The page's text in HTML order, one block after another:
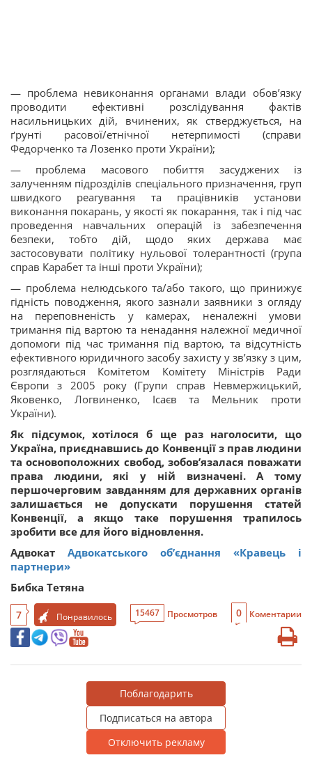
— проблема невиконання органами влади обов’язку
проводити ефективні розслідування фактів
насильницьких дій, вчинених, як стверджується, на
ґрунті расової/етнічної нетерпимості (справи
Федорченко та Лозенко проти України);
— проблема масового побиття засуджених із
залученням підрозділів спеціального призначення, груп
швидкого реагування та працівників установи
виконання покарань, у якості як покарання, так і під час
проведення навчальних операцій із забезпечення
безпеки, тобто дій, щодо яких держава має
застосовувати політику нульової толерантності (група
справ Карабет та інші проти України);
— проблема нелюдського та/або такого, що принижує
гідність поводження, якого зазнали заявники з огляду
на переповненість у камерах, неналежні умови
тримання під вартою та ненадання належної медичної
допомоги під час тримання під вартою, та відсутність
ефективного юридичного засобу захисту у зв’язку з цим,
розглядаються Комітетом Комітету Міністрів Ради
Європи з 2005 року (Групи справ Невмержицький,
Яковенко, Логвиненко, Ісаєв та Мельник проти
України).
Як підсумок, хотілося б ще раз наголосити, що
Україна, приєднавшись до Конвенції з прав людини
та основоположних свобод, зобов’язалася поважати
права людини, які у ній визначені. А тому
першочерговим завданням для державних органів
залишається не допускати порушення статей
Конвенції, а якщо таке порушення трапилось
зробити все для його відновлення.
Адвокат Адвокатського об’єднання «Кравець і
партнери»
Бибка Тетяна
7 Понравилось 15467 Просмотров 0 Коментарии
Поблагодарить
Подписаться на автора
Отключить рекламу